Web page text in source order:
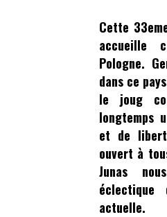
Cette
accueille
Pologne.
dans ce
le joug
longtemps
et de
ouvert à
Junas
éclectique
actuelle.